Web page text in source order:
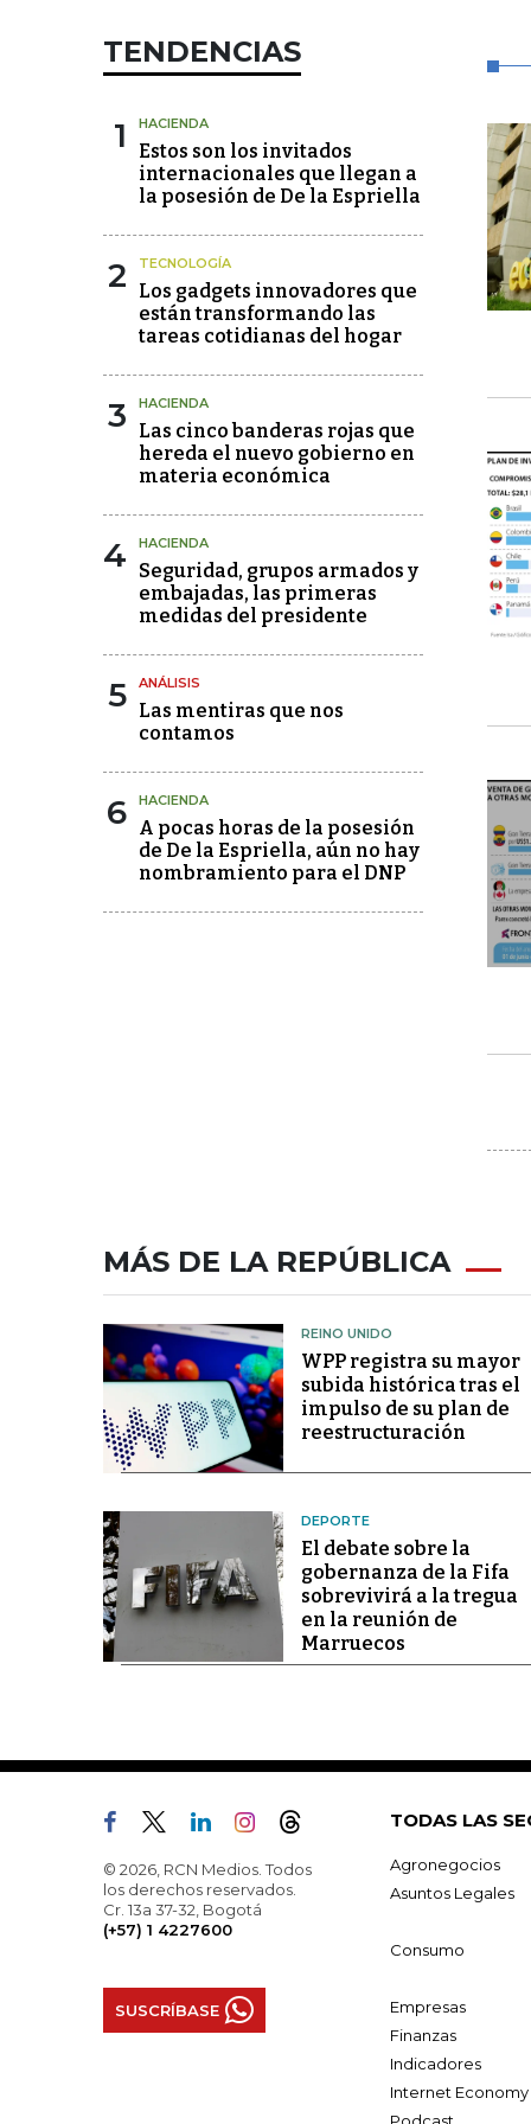
TENDENCIAS
1 HACIENDA
Estos son los invitados
internacionales que llegan a
la posesión de De la Espriella
2 TECNOLOGÍA
Los gadgets innovadores que
están transformando las
tareas cotidianas del hogar
3 HACIENDA
Las cinco banderas rojas que
hereda el nuevo gobierno en
materia económica
4 HACIENDA
Seguridad, grupos armados y
embajadas, las primeras
medidas del presidente
5 ANÁLISIS
Las mentiras que nos
contamos
6 HACIENDA
A pocas horas de la posesión
de De la Espriella, aún no hay
nombramiento para el DNP
MÁS DE LA REPÚBLICA
REINO UNIDO
WPP registra su mayor
subida histórica tras el
impulso de su plan de
reestructuración
DEPORTE
El debate sobre la
gobernanza de la Fifa
sobrevivirá a la tregua
en la reunión de
Marruecos
© 2026, RCN Medios. Todos
los derechos reservados.
Cr. 13a 37-32, Bogotá
(+57) 1 4227600
SUSCRÍBASE
TODAS LAS
Agronegocios
Asuntos Legales
Consumo
Empresas
Finanzas
Indicadores
Internet Economy